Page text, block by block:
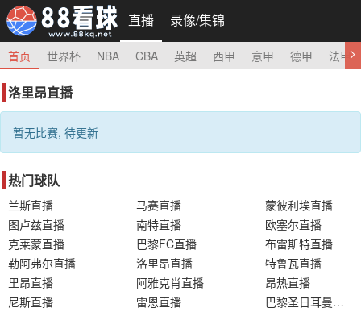
直播 录像/集锦
首页 世界杯 NBA CBA 英超 西甲 意甲 德甲 法甲
洛里昂直播
暂无比赛, 待更新
热门球队
兰斯直播 马赛直播
蒙彼利埃直播
图卢兹直播
南特直播
欧塞尔直播
克莱蒙直播
巴黎FC直播
布雷斯特直播
勒阿弗尔直播
洛里昂直播
特鲁瓦直播
里昂直播
阿雅克肖直播
昂热直播
尼斯直播
雷恩直播
巴黎圣日耳曼直播